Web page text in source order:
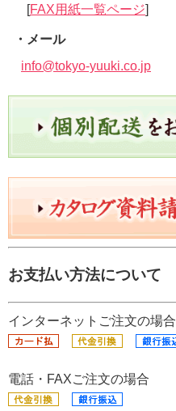
[FAX用紙一覧ページ]
・メール
info@tokyo-yuuki.co.jp
お支払い方法について
インターネットご注文の場合
電話・FAXご注文の場合